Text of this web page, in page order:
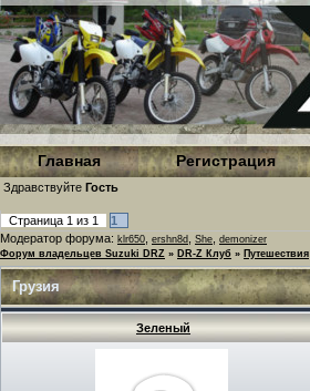
Главная Регистрация
Здравствуйте Гость
Страница 1 из 1
1
Модератор форума: klr650 ershn8d She demonizer
Форум владельцев Suzuki DRZ » DR-Z Клуб » Путешествия
Грузия
Зеленый